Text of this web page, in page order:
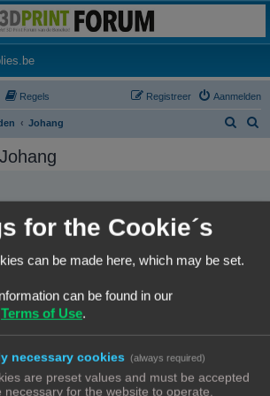
na de sluiting van 3dprintforum.nl
(Opens a new tab)
Regels Aanmelden
Registreer
Johang
for the Cookie´s
can be made here, which may be set.
can be found in our
Terms of Use.
necessary cookies (always required)
are preset values and must be accepted
necessary for the website to operate.